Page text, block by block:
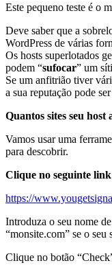
Este pequeno teste é o
Deve saber que a
WordPress de várias
Os hosts superlotados
podem “sufocar” um
Se um anfitrião tiver
a sua reputação pode
Quantos sites seu
Vamos usar uma
para descobrir.
Clique no seguinte
https://
Introduza o seu nome
“monsite.com” se o
Clique no botão